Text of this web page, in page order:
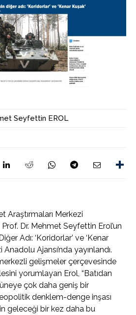
Seyfettin EROL
Araştırmaları Merkezi
Dr. Mehmet Seyfettin Erol’un
Adı: ‘Koridorlar’ ve ‘Kenar
Anadolu Ajansı’nda yayınlandı.
gelişmeler çerçevesinde
yorumlayan Erol, “Batıdan
çok daha geniş bir
denklem-denge inşası
geleceği bir kez daha bu